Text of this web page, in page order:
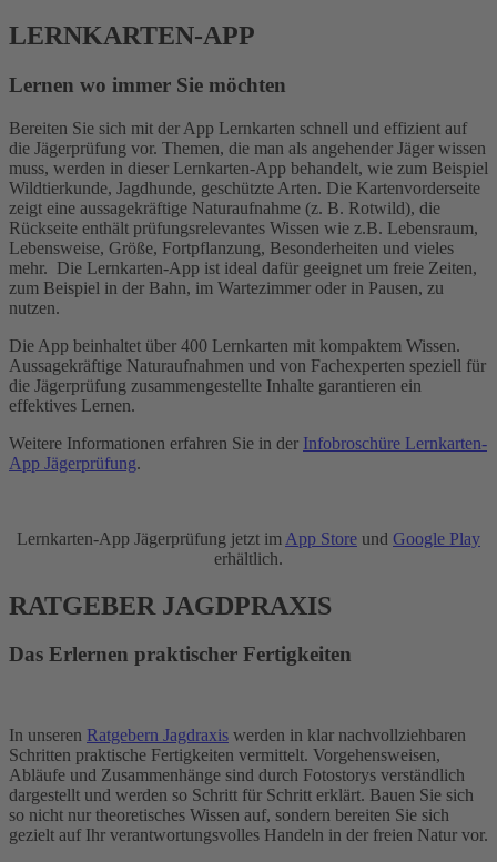
LERNKARTEN-APP
Lernen wo immer Sie möchten
Bereiten Sie sich mit der App Lernkarten schnell und effizient auf
die Jägerprüfung vor. Themen, die man als angehender Jäger wissen
muss, werden in dieser Lernkarten-App behandelt, wie zum Beispiel
Wildtierkunde, Jagdhunde, geschützte Arten. Die Kartenvorderseite
zeigt eine aussagekräftige Naturaufnahme (z. B. Rotwild), die
Rückseite enthält prüfungsrelevantes Wissen wie z.B. Lebensraum,
Lebensweise, Größe, Fortpflanzung, Besonderheiten und vieles
mehr. Die Lernkarten-App ist ideal dafür geeignet um freie Zeiten,
zum Beispiel in der Bahn, im Wartezimmer oder in Pausen, zu
nutzen.
Die App beinhaltet über 400 Lernkarten mit kompaktem Wissen.
Aussagekräftige Naturaufnahmen und von Fachexperten speziell für
die Jägerprüfung zusammengestellte Inhalte garantieren ein
effektives Lernen.
Weitere Informationen erfahren Sie in der Infobroschüre Lernkarten-
App Jägerprüfung.
Lernkarten-App Jägerprüfung jetzt im App Store und Google Play
erhältlich.
RATGEBER JAGDPRAXIS
Das Erlernen praktischer Fertigkeiten
In unseren Ratgebern Jagdraxis werden in klar nachvollziehbaren
Schritten praktische Fertigkeiten vermittelt. Vorgehensweisen,
Abläufe und Zusammenhänge sind durch Fotostorys verständlich
dargestellt und werden so Schritt für Schritt erklärt. Bauen Sie sich
so nicht nur theoretisches Wissen auf, sondern bereiten Sie sich
gezielt auf Ihr verantwortungsvolles Handeln in der freien Natur vor.